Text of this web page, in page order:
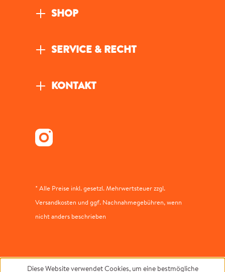
SHOP
SERVICE & RECHT
KONTAKT
* Alle Preise inkl. gesetzl. Mehrwertsteuer zzgl.
Versandkosten und ggf. Nachnahmegebühren, wenn
nicht anders beschrieben
Diese Website verwendet Cookies, um eine bestmögliche